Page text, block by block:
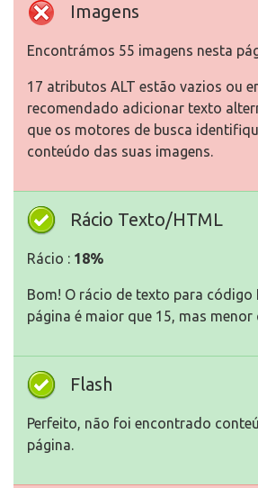
Imagens
Encontrámos 55 imagens nesta
17 atributos ALT estão vazios ou
recomendado adicionar texto
que os motores de busca
conteúdo das suas imagens.
Rácio Texto/HTML
Rácio : 18%
Bom! O rácio de texto para código
página é maior que 15, mas
Flash
Perfeito, não foi encontrado
página.